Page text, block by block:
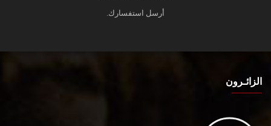
أرسل استفسارك.
الزائـرون